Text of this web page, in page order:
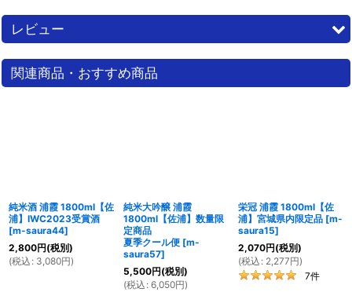
レビュー
5.00
夏酒はこれがないと！
浦霞夏酒を飲むと他は飲めない。冷蔵庫でキリッと。一升瓶があ
る幸せをかみしめながら8月の猛暑を乗り切りました。
こちらは宮城と山形の飲み比べが出来ていいですね。一升6本買う
と1万超えるので送料無料になるところもありがたい。
関連商品・おすすめ商品
純米酒 浦霞 1800ml【佐
浦】IWC2023受賞酒
[m-saura44]
2,800円(税別)
(税込 : 3,080円)
純米大吟醸 浦霞
1800ml【佐浦】数量限
定商品
夏季クール便 [m-
saura57]
5,500円(税別)
(税込 : 6,050円)
栄冠 浦霞 1800ml【佐
浦】宮城県内限定品 [m-
saura15]
2,070円(税別)
(税込 : 2,277円)
7件